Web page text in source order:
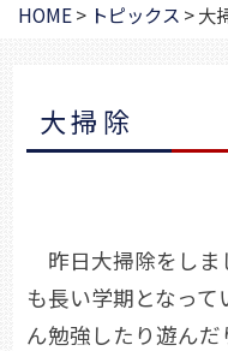
HOME> トピックス >大
大掃除
昨日大掃除をしま
も長い学期となっ
ん勉強したり遊ん